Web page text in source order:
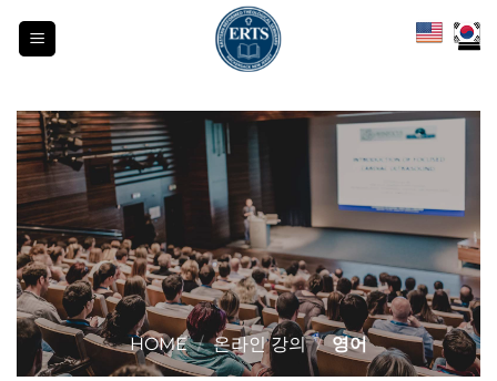
HOME / 온라인 강의 / 영어